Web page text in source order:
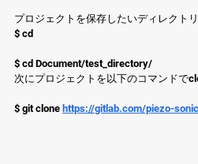
プロジェクトを保存したいディレクト
$ cd
$ cd Document/test_directory/
次にプロジェクトを以下のコマンドで
$ git clone https://gitlab.com/piezo-